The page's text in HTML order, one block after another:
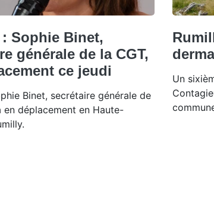
Sophie Binet,
générale de la CGT,
ce jeudi
Binet, secrétaire générale de
en déplacement en Haute-
Un